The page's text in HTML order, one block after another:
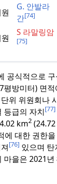
G. 안발라
간[74]
S 라말링암
[75]
공식적으로
평방미터) 면
위 위원회나
등급의 자치[77]
km2
에 대한 권한
[76] 있으며
마을은 2021